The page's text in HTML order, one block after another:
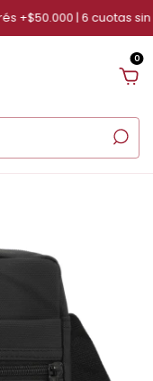
+$50.000 | 6 cuotas sin
0